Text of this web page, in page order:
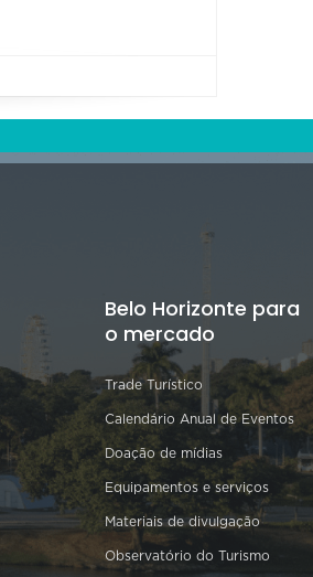
Belo Horizonte para
o mercado
Trade Turístico
Calendário Anual de Eventos
Doação de mídias
Equipamentos e serviços
Materiais de divulgação
Observatório do Turismo